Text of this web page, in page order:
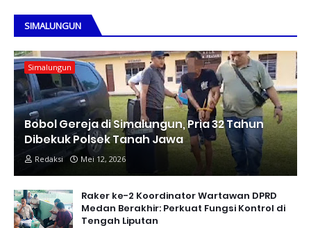
SIMALUNGUN
Simalungun
Bobol Gereja di Simalungun, Pria 32 Tahun
Dibekuk Polsek Tanah Jawa
Redaksi Mei 12, 2026
Raker ke-2 Koordinator Wartawan DPRD
Medan Berakhir: Perkuat Fungsi Kontrol di
Tengah Liputan